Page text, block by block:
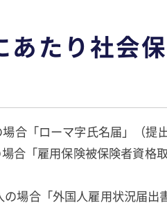
たり社会
合「ローマ字氏名届」（提
雇用保険被保険者資格取
「外国人雇用状況届出書